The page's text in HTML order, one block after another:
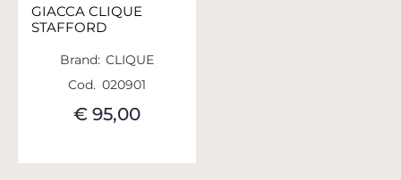
GIACCA CLIQUE
STAFFORD
Brand: CLIQUE
Cod. 020901
€ 95,00